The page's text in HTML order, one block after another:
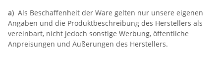
a) Als Beschaffenheit der Ware gelten nur unsere eigenen
Angaben und die Produktbeschreibung des Herstellers als
vereinbart, nicht jedoch sonstige Werbung, öffentliche
Anpreisungen und Äußerungen des Herstellers.